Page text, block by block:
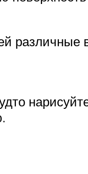
различные